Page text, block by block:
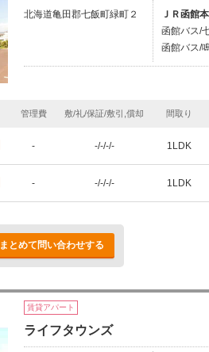
北海道亀田郡七飯町緑町２
ＪＲ函館
函館バス/
函館バス/
管理費 敷/礼/保証/敷引,償却 間取り
- -/-/-/- 1LDK
- -/-/-/- 1LDK
まとめて問い合わせする
賃貸アパート
ライフタウンズ